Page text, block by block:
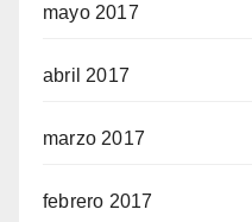
mayo 2017
abril 2017
marzo 2017
febrero 2017